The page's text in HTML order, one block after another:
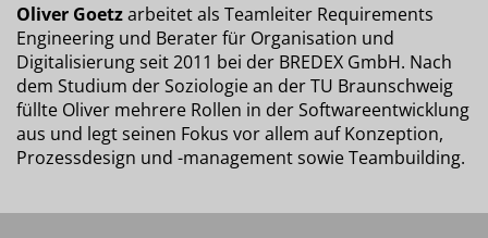
Oliver Goetzarbeitet als Teamleiter Requirements
Engineering und Berater für Organisation und
Digitalisierung seit 2011 bei der BREDEX GmbH. Nach
dem Studium der Soziologie an der TU Braunschweig
füllte Oliver mehrere Rollen in der Softwareentwicklung
aus und legt seinen Fokus vor allem auf Konzeption,
Prozessdesign und -management sowie Teambuilding.